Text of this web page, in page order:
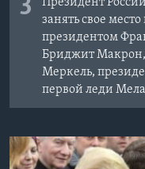
3
занять свое
президентом
Бриджит
Меркель,
первой леди